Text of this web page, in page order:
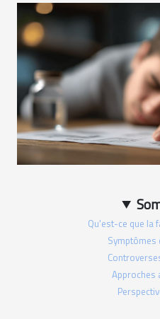
Qu'est-ce que la
Symptômes
Approches